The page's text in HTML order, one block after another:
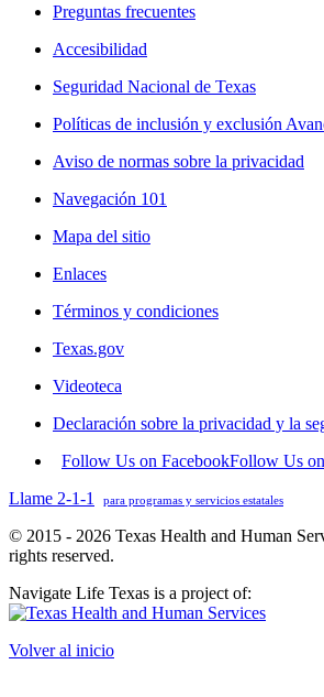
Preguntas frecuentes
Accesibilidad
Seguridad Nacional de Texas
Políticas de inclusión y exclusión
Aviso de normas sobre la privacidad
Navegación 101
Mapa del sitio
Enlaces
Términos y condiciones
Texas.gov
Videoteca
Declaración sobre la privacidad y la
Follow Us on FacebookFollow Us
Llame 2-1-1
para programas y servicios estatales
© 2015 - 2026 Texas Health and Human
rights reserved.
Navigate Life Texas is a project of:
Volver al inicio